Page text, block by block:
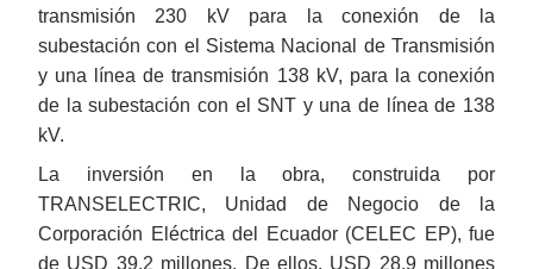
transmisión 230 kV para la conexión de la
subestación con el Sistema Nacional de Transmisión
y una línea de transmisión 138 kV, para la conexión
de la subestación con el SNT y una de línea de 138
kV.
La inversión en la obra, construida por
TRANSELECTRIC, Unidad de Negocio de la
Corporación Eléctrica del Ecuador (CELEC EP), fue
de USD 39.2 millones. De ellos, USD 28.9 millones